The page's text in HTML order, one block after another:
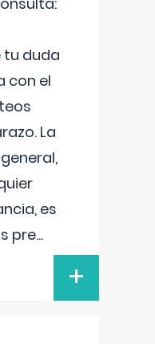
tu duda
con el
La
es
pre...
+